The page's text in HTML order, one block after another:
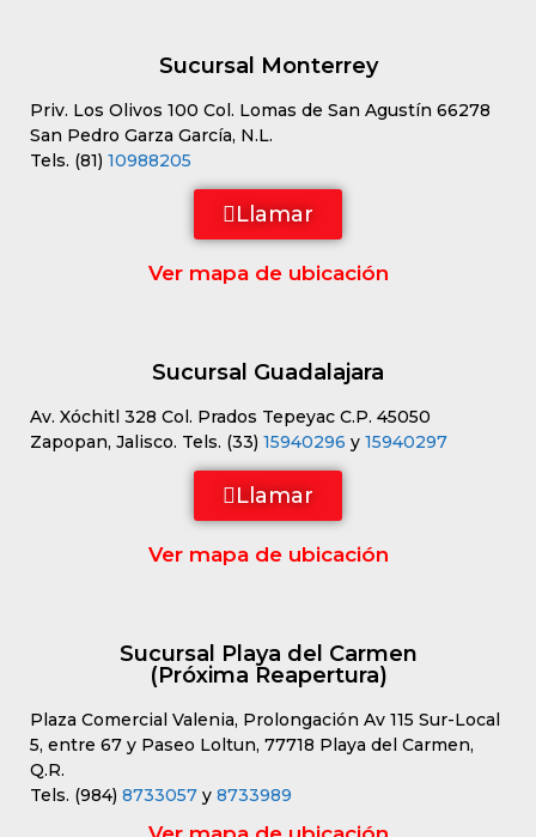
Sucursal Monterrey
Priv. Los Olivos 100 Col. Lomas de San Agustín 66278
San Pedro Garza García, N.L.
Tels. (81) 10988205
Llamar
Ver mapa de ubicación
Sucursal Guadalajara
Av. Xóchitl 328 Col. Prados Tepeyac C.P. 45050
Zapopan, Jalisco. Tels. (33) 15940296 y 15940297
Llamar
Ver mapa de ubicación
Sucursal Playa del Carmen
(Próxima Reapertura)
Plaza Comercial Valenia, Prolongación Av 115 Sur-Local
5, entre 67 y Paseo Loltun, 77718 Playa del Carmen,
Q.R.
Tels. (984) 8733057 y 8733989